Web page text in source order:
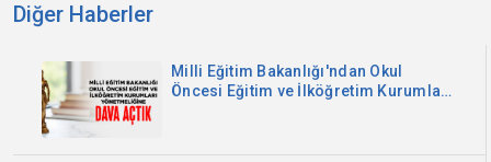
Diğer Haberler
Milli Eğitim Bakanlığı'ndan Okul
Öncesi Eğitim ve İlköğretim Kurumları